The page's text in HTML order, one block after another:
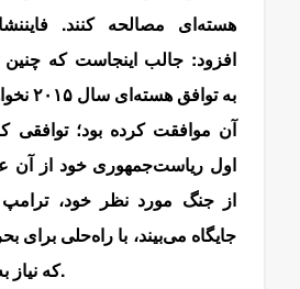
هسته‌ای مصالحه کنند.
افزود: جالب اینجاست که
به توافق
آن موافقت کرده بود؛ توافقی
اول ریاست‌جمهوری خود از آن
از جنگ مورد نظر خود،
جایگاه می‌بیند، با راه‌حلی برای
که نیاز به هنر مصالحه دارد.